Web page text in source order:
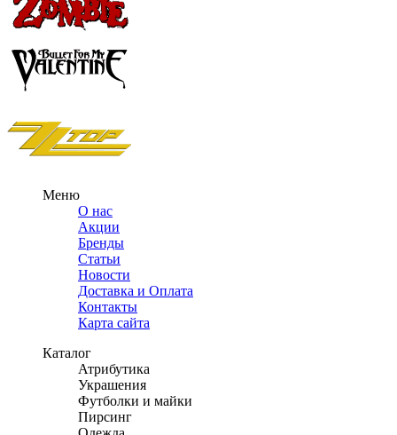
Меню
О нас
Акции
Бренды
Статьи
Новости
Доставка и Оплата
Контакты
Карта сайта
Каталог
Атрибутика
Украшения
Футболки и майки
Пирсинг